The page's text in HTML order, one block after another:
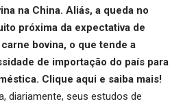
na China. Aliás, a queda no
próxima da expectativa de
bovina, o que tende a
de importação do país para
Clique aqui e saiba mais!
diariamente, seus estudos de